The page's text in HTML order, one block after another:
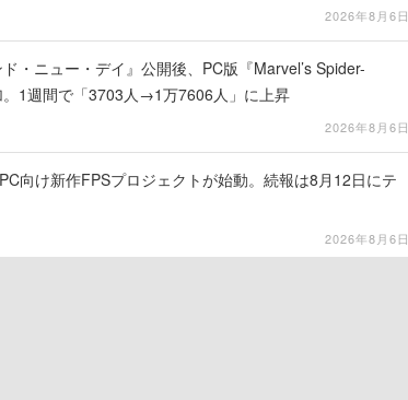
2026年8月6日
・ニュー・デイ』公開後、PC版『Marvel’s Spider-
1週間で「3703人→1万7606人」に上昇
2026年8月6日
向け新作FPSプロジェクトが始動。続報は8月12日にテ
2026年8月6日